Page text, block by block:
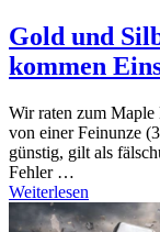
Gold und
kommen
Wir raten zum
von einer Feinunze
günstig, gilt als
Fehler …
Weiterlesen